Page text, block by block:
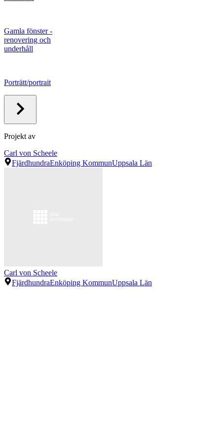
Gamla fönster -
renovering och
underhåll
Porträtt/portrait
Projekt av
Carl von Scheele
FjärdhundraEnköping KommunUppsala Län
Carl von Scheele
FjärdhundraEnköping KommunUppsala Län